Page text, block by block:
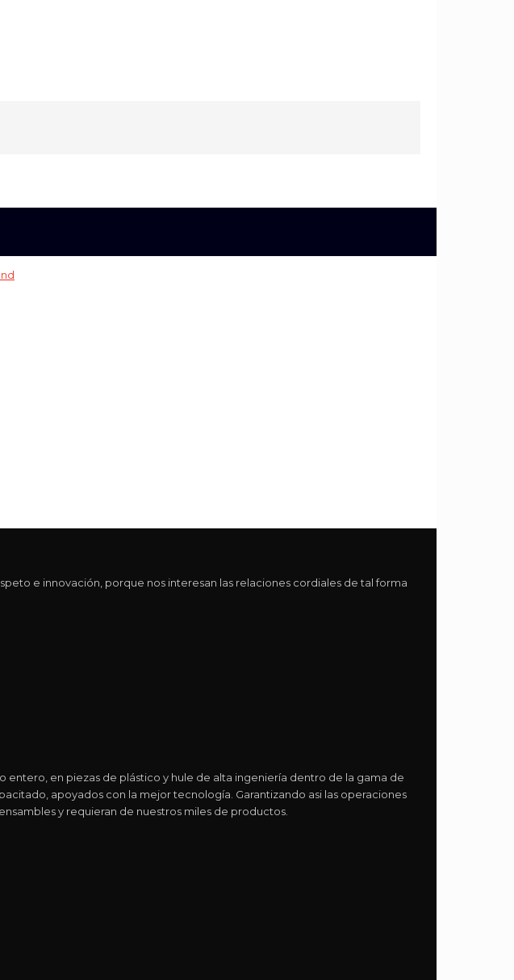
e innovación, porque nos interesan las relaciones cordiales de tal forma
en piezas de plástico y hule de alta ingeniería dentro de la gama de
apoyados con la mejor tecnología. Garantizando asi las operaciones
y requieran de nuestros miles de productos.